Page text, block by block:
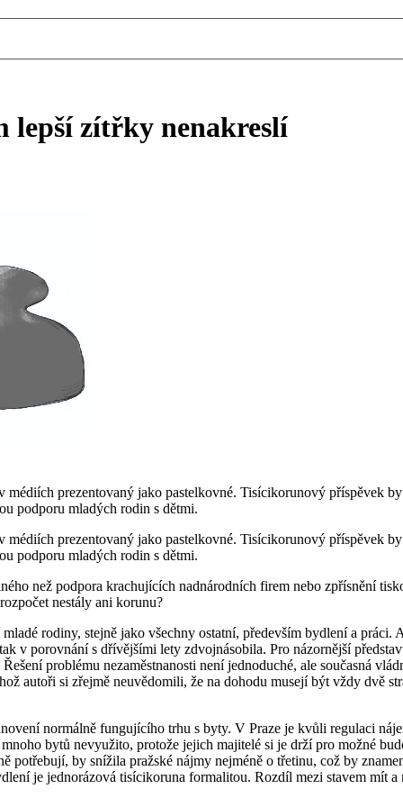
lepší zítřky nenakreslí
prezentovaný jako pastelkovné. Tisícikorunový příspěvek
podporu mladých rodin s dětmi.
prezentovaný jako pastelkovné. Tisícikorunový příspěvek
podporu mladých rodin s dětmi.
než podpora krachujících nadnárodních firem nebo zpřísnění
nestály ani korunu?
rodiny, stejně jako všechny ostatní, především bydlení a
v porovnání s dřívějšími lety zdvojnásobila. Pro názornější
problému nezaměstnanosti není jednoduché, ale současná
autoři si zřejmě neuvědomili, že na dohodu musejí být vždy dvě
normálně fungujícího trhu s byty. V Praze je kvůli regulaci
bytů nevyužito, protože jejich majitelé si je drží pro možné
potřebují, by snížila pražské nájmy nejméně o třetinu, což by
je jednorázová tisícikoruna formalitou. Rozdíl mezi stavem mít